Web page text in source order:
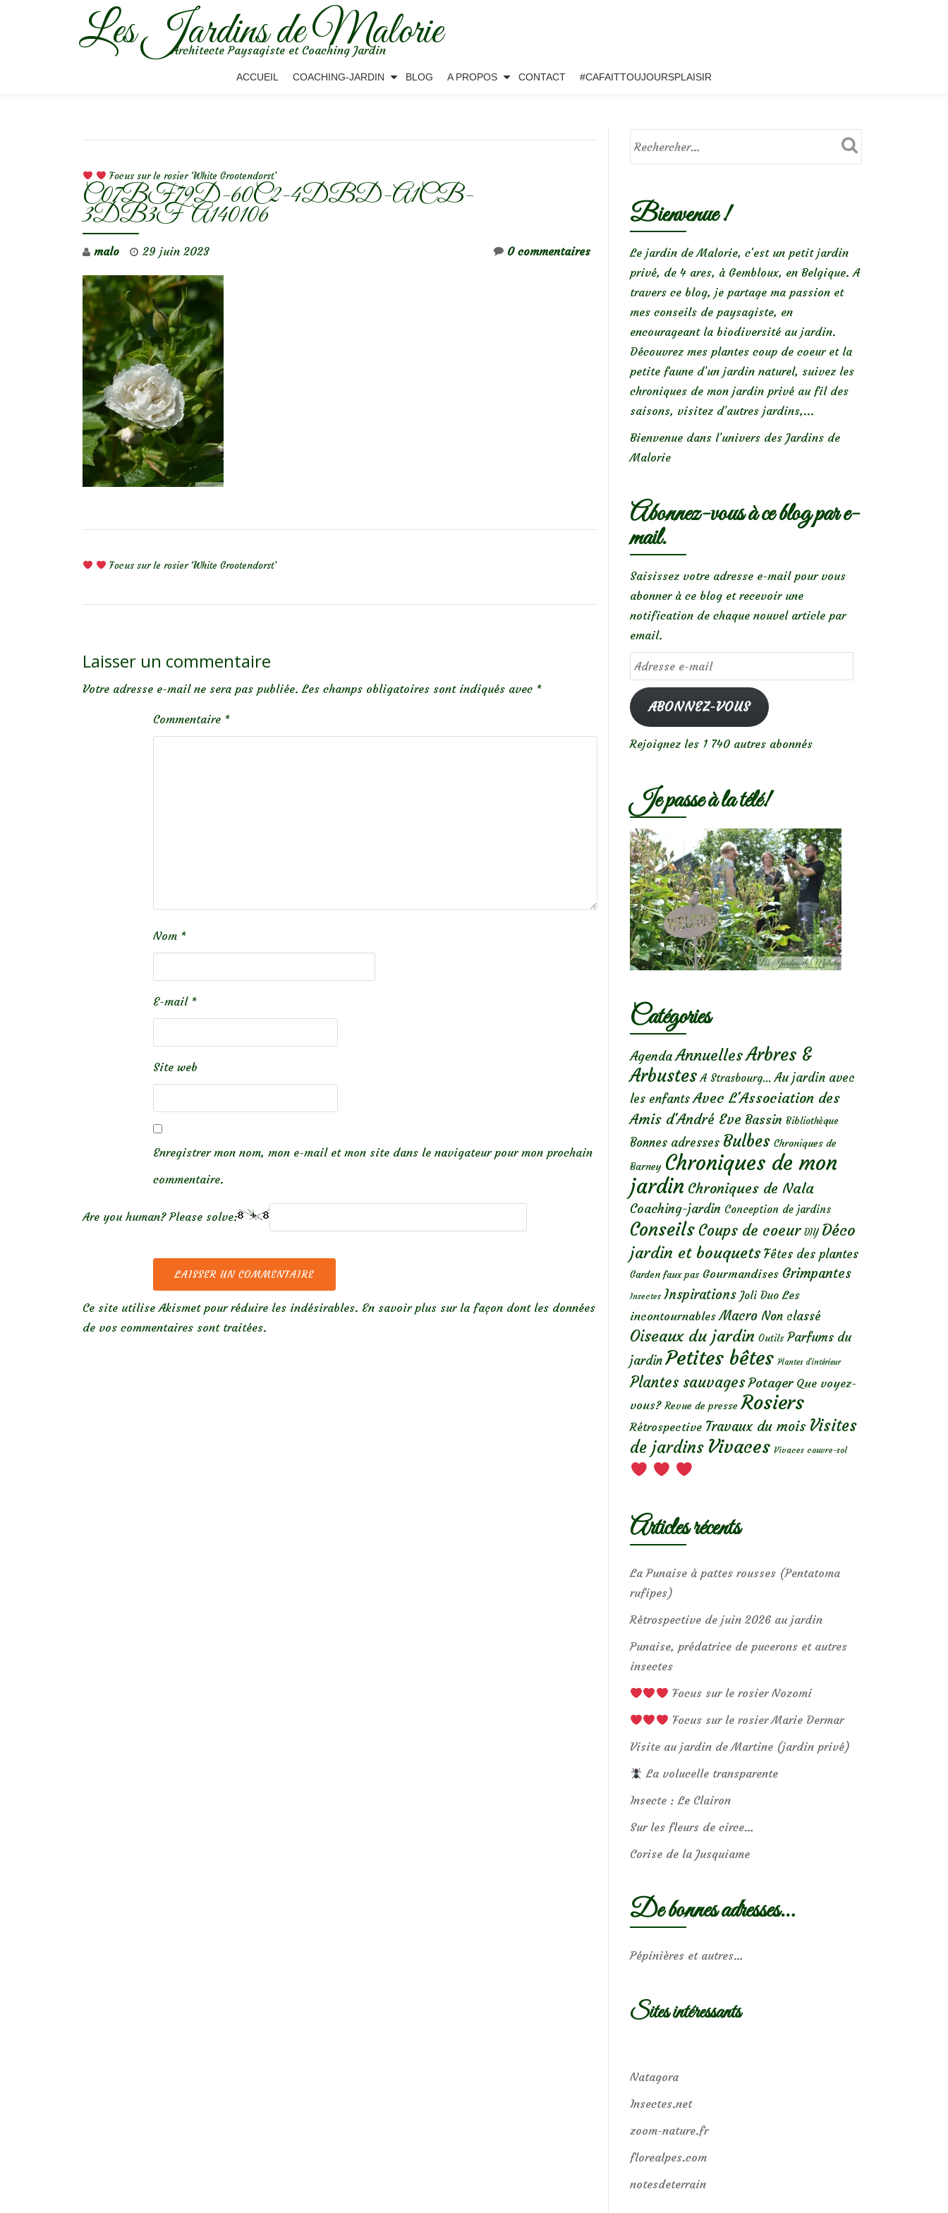
Les Jardins de Malorie
Architecte Paysagiste et Coaching Jardin
ACCUEIL COACHING-JARDIN BLOG A PROPOS CONTACT #CAFAITTOUJOURSPLAISIR
Focus sur le rosier ‘White Grootendorst’
C07BF79D-60C2-4DBD-A1CB-
3DB3FA140106
malo 29 juin 2023 0 commentaires
Focus sur le rosier ‘White Grootendorst’
Laisser un commentaire
Votre adresse e-mail ne sera pas publiée. Les champs obligatoires sont indiqués avec *
Commentaire *
Nom *
E-mail *
Site web
Enregistrer mon nom, mon e-mail et mon site dans le navigateur pour mon prochain
commentaire.
Are you human? Please solve:
Ce site utilise Akismet pour réduire les indésirables. En savoir plus sur la façon dont les données
de vos commentaires sont traitées.
Bienvenue !
Le jardin de Malorie, c'est un petit jardin
privé, de 4 ares, à Gembloux, en Belgique. A
travers ce blog, je partage ma passion et
mes conseils de paysagiste, en
encourageant la biodiversité au jardin.
Découvrez mes plantes coup de coeur et la
petite faune d’un jardin naturel, suivez les
chroniques de mon jardin privé au fil des
saisons, visitez d’autres jardins,...
Bienvenue dans l’univers des Jardins de
Malorie
Abonnez-vous à ce blog par e-
mail.
Saisissez votre adresse e-mail pour vous
abonner à ce blog et recevoir une
notification de chaque nouvel article par
email.
Adresse
e-
mailABONNEZ-VOUS
Rejoignez les 1 740 autres abonnés
Je passe à la télé!
Catégories
Agenda AnnuellesArbres &
Arbustes A Strasbourg... Au jardin avec
les enfants Avec L'Association des
Amis d'André Eve Bassin Bibliothèque
Bonnes adresses Bulbes Chroniques de
Barney Chroniques de mon
jardin Chroniques de Nala
Coaching-jardin Conception de jardins
Conseils Coups de coeur DIY Déco
jardin et bouquets Fêtes des plantes
Garden faux pas Gourmandises Grimpantes
Insectes Inspirations Joli Duo Les
incontournables Macro Non classé
Oiseaux du jardin Outils Parfums du
jardin Petites bêtes Plantes d’intérieur
Plantes sauvages Potager Que voyez-
vous? Revue de presse Rosiers
Rétrospective Travaux du mois Visites
de jardins Vivaces Vivaces couvre-sol
Articles récents
La Punaise à pattes rousses (Pentatoma
rufipes)
Rétrospective de juin 2026 au jardin
Punaise, prédatrice de pucerons et autres
insectes
Focus sur le rosier Nozomi
Focus sur le rosier Marie Dermar
Visite au jardin de Martine (jardin privé)
La volucelle transparente
Insecte : Le Clairon
Sur les fleurs de circe…
Corise de la Jusquiame
De bonnes adresses…
Pépinières et autres…
Sites intéressants
Natagora
Insectes.net
zoom-nature.fr
florealpes.com
notesdeterrain